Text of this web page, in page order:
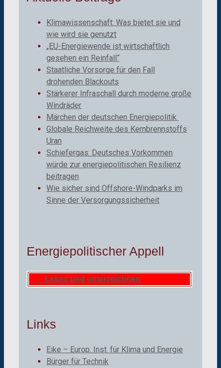
Klimawissenschaft: Was bietet sie und
wie wird sie genutzt
„EU-Energiewende ist wirtschaftlich
gesehen ein Reinfall“
Staatliche Vorsorge für den Fall
drohenden Blackouts
Stärkerer Infraschall durch moderne große
Windräder
Märchen der deutschen Energiepolitik
Globale Reichweite des Kernbrennstoffs
Uran
Schiefergas: Deutsches Vorkommen
würde zur energiepolitischen Resilienz
beitragen
Wie sicher sind Offshore-Windparks im
Sinne der Versorgungssicherheit
Energiepolitischer Appell
Lesen und unterzeichnen
Links
Eike – Europ. Inst. für Klima und Energie
Bürger für Technik